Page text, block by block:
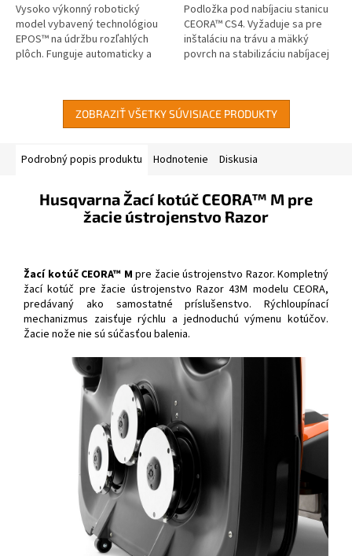
Vysoko výkonný robotický
model vybavený technológiou
EPOS™ na údržbu rozľahlých
plôch. Funguje automaticky a
flexibilnú a...
Podložka pod nabíjaciu stanicu
CEORA™ CS4. Vyžaduje sa pre
inštaláciu na trávu a mäkký
povrch na stabilizáciu nabíjacej
ZOBRAZIŤ VŠETKY SÚVISIACE PRODUKTY
Podrobný popis produktu Hodnotenie Diskusia
Husqvarna Žací kotúč CEORA™ M pre
žacie ústrojenstvo Razor
Žací kotúč CEORA™ M pre žacie ústrojenstvo Razor. Kompletný
žací kotúč pre žacie ústrojenstvo Razor 43M modelu CEORA,
predávaný ako samostatné príslušenstvo. Rýchloupínací
mechanizmus zaisťuje rýchlu a jednoduchú výmenu kotúčov.
Žacie nože nie sú súčasťou balenia.